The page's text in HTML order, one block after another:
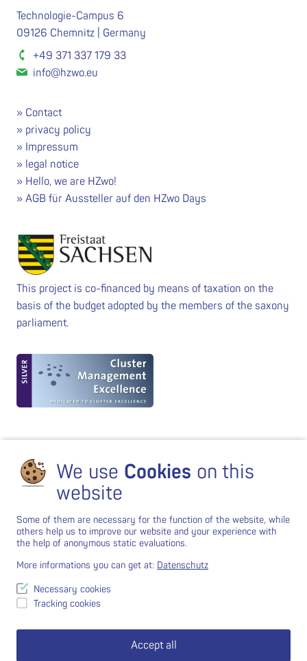
Technologie-Campus 6
09126 Chemnitz | Germany
+49 371 337 179 33
info@hzwo.eu
Contact
privacy policy
Impressum
legal notice
Hello, we are HZwo!
AGB für Aussteller auf den HZwo Days
This project is co-financed by means of taxation on the
basis of the budget adopted by the members of the saxony
parliament.
We use Cookies on this
website
Some of them are necessary for the function of the website, while
others help us to improve our website and your experience with
the help of anonymous static evaluations.
More informations you can get at: Datenschutz
Necessary cookies
Tracking cookies
Accept all